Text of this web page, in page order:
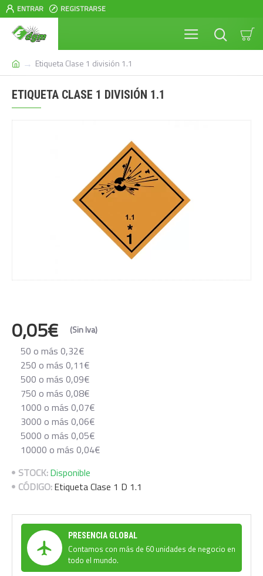
ENTRAR REGISTRARSE
Etiqueta Clase 1 división 1.1
ETIQUETA CLASE 1 DIVISIÓN 1.1
0,05€ (Sin Iva)
50 o más 0,32€
250 o más 0,11€
500 o más 0,09€
750 o más 0,08€
1000 o más 0,07€
3000 o más 0,06€
5000 o más 0,05€
10000 o más 0,04€
STOCK:Disponible
CÓDIGO:Etiqueta Clase 1 D 1.1
PRESENCIA GLOBAL
Contamos con más de 60 unidades de negocio en
todo el mundo.